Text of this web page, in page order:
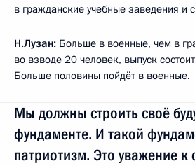
в гражданские учебные заведения и
Н.Лузан: Больше в военные, чем в
во взводе 20 человек, выпуск
Больше половины пойдёт в военные.
Мы должны строить своё
фундаменте. И такой
патриотизм. Это уважение к